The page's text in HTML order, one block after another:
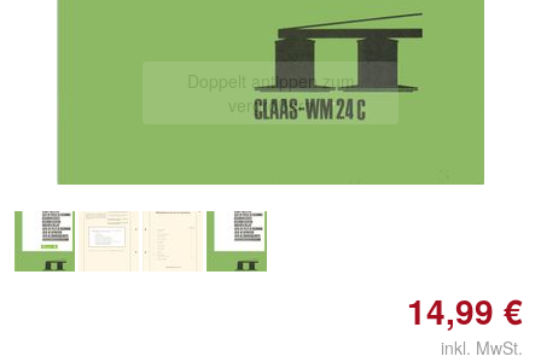
Doppelt antippen zum
vergrößern
14,99 €
inkl. MwSt.